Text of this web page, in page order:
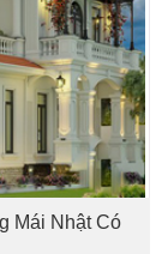
Mái Nhật Có